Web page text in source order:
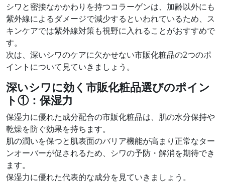
シワと密接なかかわりを持つコラーゲンは、加齢以外にも
紫外線によるダメージで減少するといわれているため、ス
キンケアでは紫外線対策も視野に入れることがおすすめで
す。
次は、深いシワのケアに欠かせない市販化粧品の2つのポ
イントについて見ていきましょう。
深いシワに効く市販化粧品選びのポイン
ト①： 保湿力
保湿力に優れた成分配合の市販化粧品は、肌の水分保持や
乾燥を防ぐ効果を持ちます。
肌の潤いを保つと肌表面のバリア機能が高まり正常なター
ンオーバーが促されるため、シワの予防・解消を期待でき
ます。
保湿力に優れた代表的な成分を見ていきましょう。